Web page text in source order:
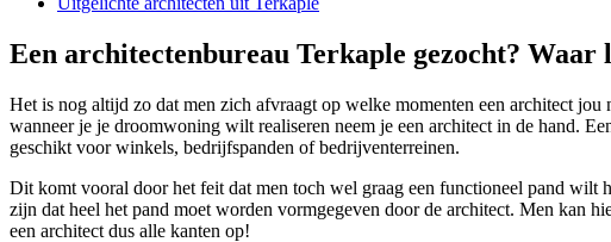
Een architectenbureau Terkaple gezocht? Waar
Het is nog altijd zo dat men zich afvraagt op welke momenten een architect
wanneer je je droomwoning wilt realiseren neem je een architect in de hand.
geschikt voor winkels, bedrijfspanden of bedrijventerreinen.
Dit komt vooral door het feit dat men toch wel graag een functioneel pand wilt
zijn dat heel het pand moet worden vormgegeven door de architect. Men kan
een architect dus alle kanten op!